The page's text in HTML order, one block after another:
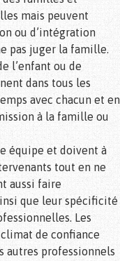
mais peuvent
ou d’intégration
pas juger la famille.
l’enfant ou de
dans tous les
avec chacun et en
à la famille ou
équipe et doivent à
tout en ne
aussi faire
que leur spécificité
Les
de confiance
autres professionnels